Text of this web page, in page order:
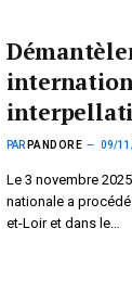
PAR PANDORE 09/
Le 3 novembre
nationale a
et-Loir et dans le…